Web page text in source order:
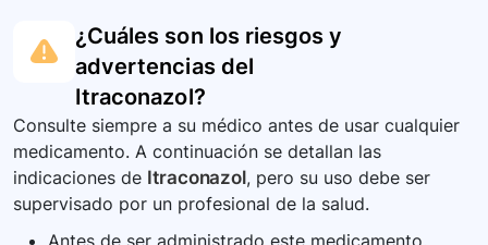
¿Cuáles son los riesgos y
advertencias del
Itraconazol?
Consulte siempre a su médico antes de usar cualquier
medicamento. A continuación se detallan las
indicaciones de Itraconazol, pero su uso debe ser
supervisado por un profesional de la salud.